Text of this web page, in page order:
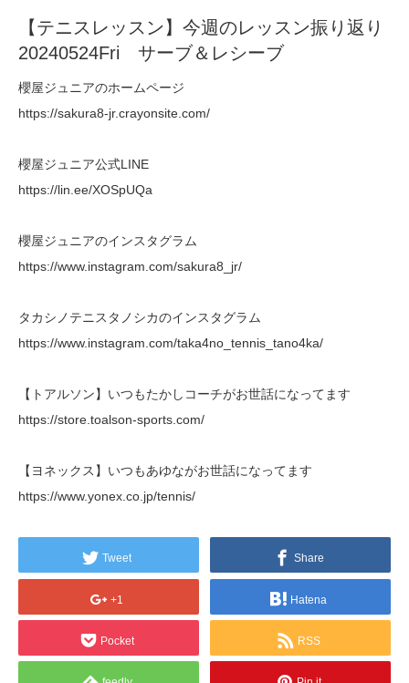
【テニスレッスン】今週のレッスン振り返り
20240524Fri サーブ＆レシーブ
櫻屋ジュニアのホームページ
https://sakura8-jr.crayonsite.com/
櫻屋ジュニア公式LINE
https://lin.ee/XOSpUQa
櫻屋ジュニアのインスタグラム
https://www.instagram.com/sakura8_jr/
タカシノテニスタノシカのインスタグラム
https://www.instagram.com/taka4no_tennis_tano4ka/
【トアルソン】いつもたかしコーチがお世話になってます
https://store.toalson-sports.com/
【ヨネックス】いつもあゆながお世話になってます
https://www.yonex.co.jp/tennis/
Tweet Share
+1 Hatena
Pocket RSS